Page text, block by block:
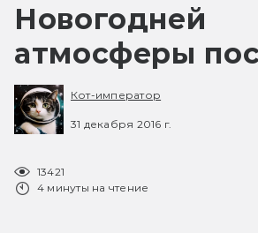
Новогодней
атмосферы
Кот-император
31 декабря 2016 г.
13421
4 минуты на чтение